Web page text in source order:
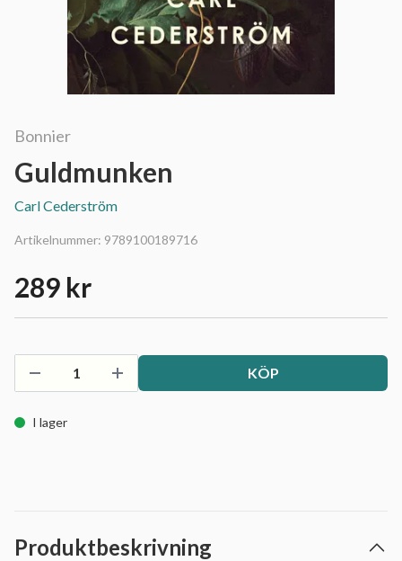
Bonnier
Guldmunken
Carl Cederström
Artikelnummer: 9789100189716
289 kr
KÖP
I lager
Produktbeskrivning